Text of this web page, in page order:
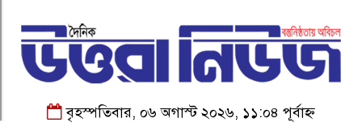
বৃহস্পতিবার, ০৬ অগাস্ট ২০২৬, ১১:০৪ পূর্বাহ্ন